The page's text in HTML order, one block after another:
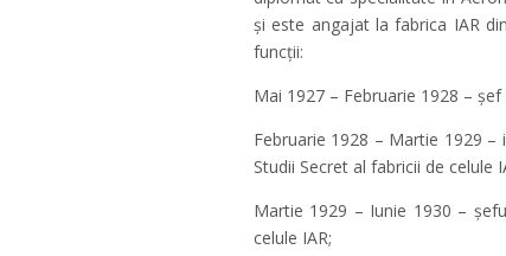
și este angajat la fabrica IAR
funcţii:
Mai 1927 – Februarie 1928 –
Februarie 1928 – Martie 1929
Studii Secret al fabricii de celule
Martie 1929 – Iunie 1930 –
celule IAR;